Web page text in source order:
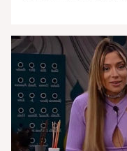
fautore, Alex Belli,
indiscusso dentro e
televisione un